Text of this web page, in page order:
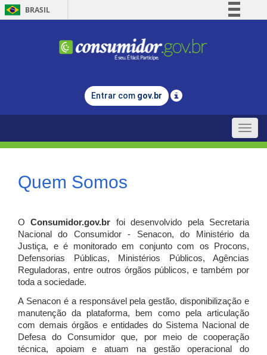
BRASIL
Comunica BR
Legislação
Entrar com gov.br
Toggle
Quem Somos
OConsumidor.gov.br
foi desenvolvido pela Secretaria
Nacional do Consumidor - Senacon, do Ministério da
Justiça, e é monitorado em conjunto com os Procons,
Defensorias Públicas, Ministérios Públicos, Agências
Reguladoras, entre outros órgãos públicos, e também por
toda a sociedade.
A Senacon é a responsável pela gestão, disponibilização e
manutenção da plataforma, bem como pela articulação
com demais órgãos e entidades do Sistema Nacional de
Defesa do Consumidor que, por meio de cooperação
técnica, apoiam e atuam na gestão operacional do